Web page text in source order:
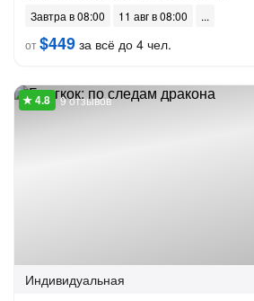
Завтра в 08:00
11 авг в 08:00
от$449 за всё до 4 чел.
9 отзывов
Индивидуальная